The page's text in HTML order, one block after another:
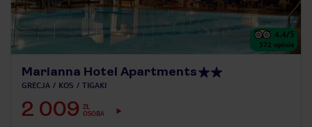
4.4/5
572 opinie
Marianna Hotel Apartments
GRECJA KOS TIGAKI
2 009 ZŁ
OSOBA